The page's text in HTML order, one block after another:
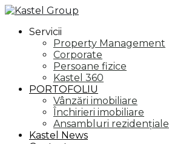
Servicii
Property Management
Corporate
Persoane fizice
Kastel 360
PORTOFOLIU
Vânzări imobiliare
Închirieri imobiliare
Ansambluri rezidențiale
Kastel News